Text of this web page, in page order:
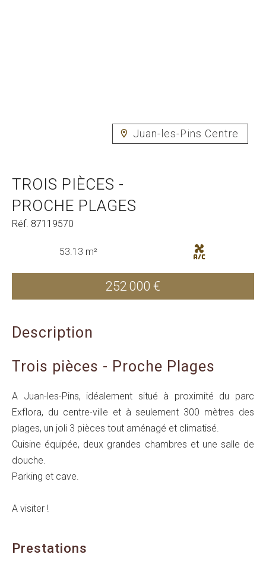
Juan-les-Pins Centre
TROIS PIÈCES -
PROCHE PLAGES
Réf. 87119570
53.13 m²
252 000 €
Description
Trois pièces - Proche Plages
A Juan-les-Pins, idéalement situé à proximité du parc
Exflora, du centre-ville et à seulement 300 mètres des
plages, un joli 3 pièces tout aménagé et climatisé.
Cuisine équipée, deux grandes chambres et une salle de
douche.
Parking et cave.
A visiter !
Prestations